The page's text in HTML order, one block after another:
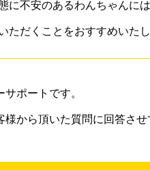
に不安のあるわんちゃんに
ただくことをおすすめいたし
ポートです。
から頂いた質問に回答させ